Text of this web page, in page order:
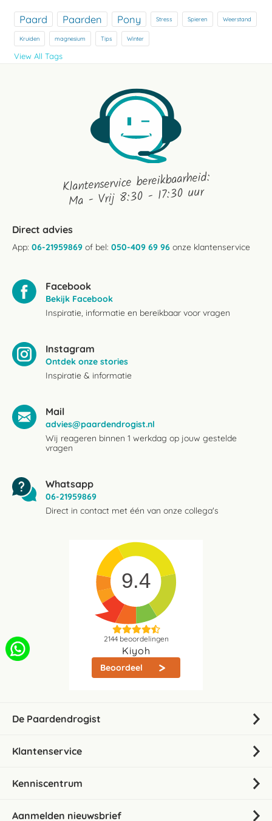
Paard Paarden Pony Stress Spieren Weerstand
Kruiden magnesium Tips Winter
View All Tags
Klantenservice bereikbaarheid:
Ma - Vrij 8:30 - 17:30 uur
Direct advies
App: 06-21959869 of bel: 050-409 69 96 onze klantenservice
Facebook
Bekijk Facebook
Inspiratie, informatie en bereikbaar voor vragen
Instagram
Ontdek onze stories
Inspiratie & informatie
Mail
advies@paardendrogist.nl
Wij reageren binnen 1 werkdag op jouw gestelde
vragen
Whatsapp
06-21959869
Direct in contact met één van onze collega's
9.4
2144beoordelingen
Kiyoh
Beoordeel
De Paardendrogist
Klantenservice
Kenniscentrum
Aanmelden nieuwsbrief